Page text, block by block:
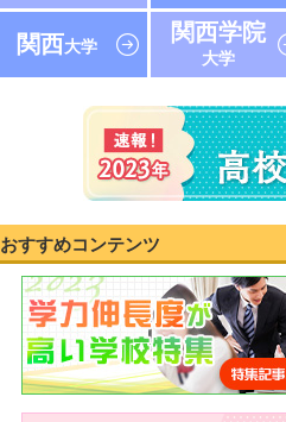
関西大学
関西学院
大学
おすすめコンテンツ